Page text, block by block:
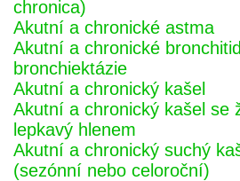
chronica)
Akutní a chronické astma
Akutní a chronické
bronchiektázie
Akutní a chronický kašel
Akutní a chronický kašel se
lepkavý hlenem
Akutní a chronický suchý
(sezónní nebo celoroční)